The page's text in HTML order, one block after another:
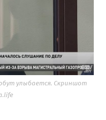
улыбается. Скриншот